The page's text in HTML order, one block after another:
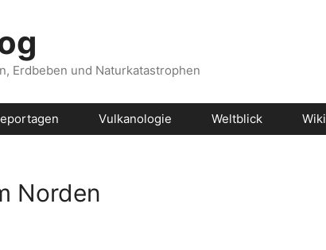
Erdbeben und Naturkatastrophen
Vulkanologie Weltblick Wiki
Norden